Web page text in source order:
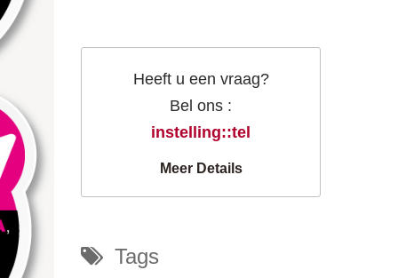
Heeft u een vraag?
Bel ons :
instelling::tel
Meer Details
Tags